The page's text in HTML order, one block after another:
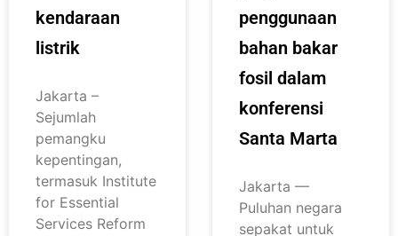
kendaraan
listrik
Jakarta –
Sejumlah
pemangku
kepentingan,
termasuk Institute
for Essential
Services Reform
penggunaan
bahan bakar
fosil dalam
konferensi
Santa Marta
Jakarta —
Puluhan negara
sepakat untuk